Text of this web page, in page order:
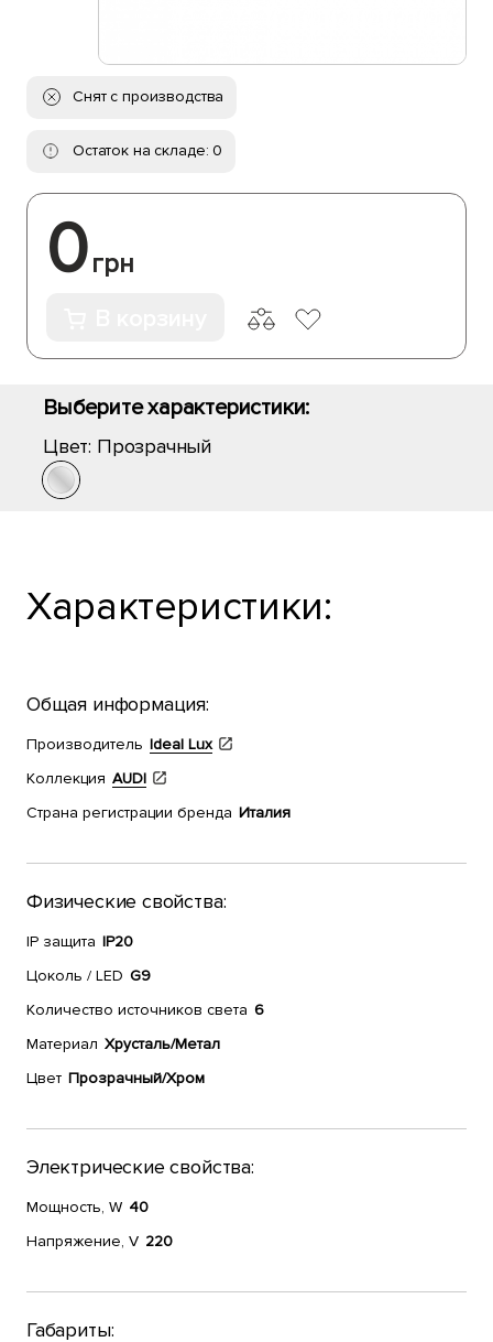
Снят с производства
Остаток на складе: 0
0грн
Выберите характеристики:
Цвет: Прозрачный
Характеристики:
Общая информация:
Производитель Ideal Lux
Коллекция AUDI
Страна регистрации бренда Италия
Физические свойства:
IP защита IP20
Цоколь / LED G9
Количество источников света 6
Материал Хрусталь/Метал
Цвет Прозрачный/Хром
Электрические свойства:
Мощность, W 40
Напряжение, V 220
Габариты: